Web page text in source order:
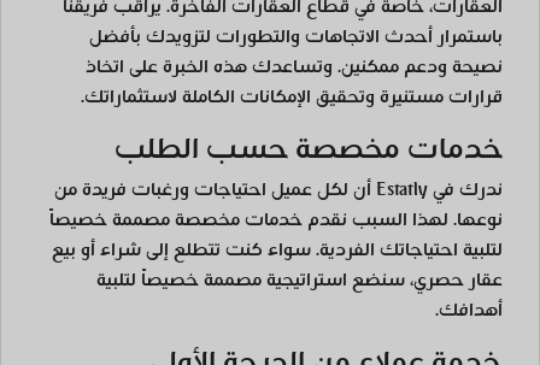
العقارات، خاصةً في قطاع العقارات الفاخرة. يراقب فريقنا
باستمرار أحدث الاتجاهات والتطورات لتزويدك بأفضل
نصيحة ودعم ممكنين. وتساعدك هذه الخبرة على اتخاذ
قرارات مستنيرة وتحقيق الإمكانات الكاملة لاستثماراتك.
خدمات مخصصة حسب الطلب
ندرك في Estatly أن لكل عميل احتياجات ورغبات فريدة من
نوعها. لهذا السبب نقدم خدمات مخصصة مصممة خصيصاً
لتلبية احتياجاتك الفردية. سواء كنت تتطلع إلى شراء أو بيع
عقار حصري، سنضع استراتيجية مصممة خصيصاً لتلبية
أهدافك.